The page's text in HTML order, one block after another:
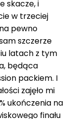
skacze, i
w trzeciej
pewno
szczerze
latach z tym
będąca
packiem. I
zajęło mi
ukończenia na
finału